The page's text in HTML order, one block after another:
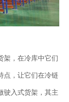
架，在冷库中它们
点，让它们在冷链
驶入式货架，其主